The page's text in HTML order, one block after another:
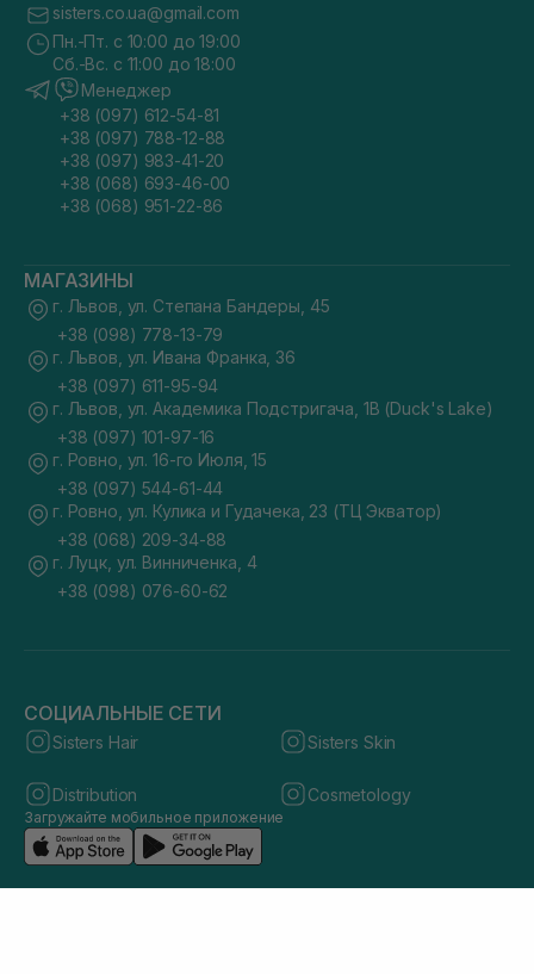
sisters.co.ua@gmail.com
Пн.-Пт. с 10:00 до 19:00
Сб.-Вс. с 11:00 до 18:00
Менеджер
+38 (097) 612-54-81
+38 (097) 788-12-88
+38 (097) 983-41-20
+38 (068) 693-46-00
+38 (068) 951-22-86
МАГАЗИНЫ
г. Львов, ул. Степана Бандеры, 45
+38 (098) 778-13-79
г. Львов, ул. Ивана Франка, 36
+38 (097) 611-95-94
г. Львов, ул. Академика Подстригача, 1В (Duck's Lake)
+38 (097) 101-97-16
г. Ровно, ул. 16-го Июля, 15
+38 (097) 544-61-44
г. Ровно, ул. Кулика и Гудачека, 23 (ТЦ Экватор)
+38 (068) 209-34-88
г. Луцк, ул. Винниченка, 4
+38 (098) 076-60-62
СОЦИАЛЬНЫЕ СЕТИ
Sisters Hair Sisters Skin
Distribution Cosmetology
Загружайте мобильное приложение